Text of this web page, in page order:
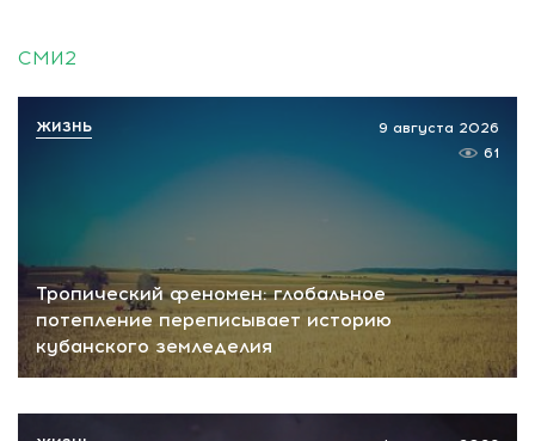
СМИ2
Тропический феномен: глобальное
потепление переписывает историю
кубанского земледелия
9 августа 2026
61
ЖИЗНЬ